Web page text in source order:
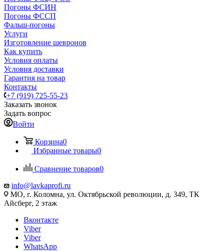
Погоны ФСИН
Погоны ФССП
Фальш-погоны
Услуги
Изготовление шевронов
Как купить
Условия оплаты
Условия доставки
Гарантия на товар
Контакты
+7 (919) 725-55-23
Заказать звонок
Задать вопрос
Войти
Корзина0
Избранные товары0
Сравнение товаров0
info@lavkaprofi.ru
МО, г. Коломна, ул. Октябрьской революции, д. 349, ТК
Айсберг, 2 этаж
Вконтакте
Viber
Viber
WhatsApp